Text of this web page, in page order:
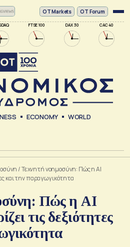
FTSE 100 DAX 30 CAC 40
ΟΤ Markets OT Forum
ECONOMY WORLD
/Τεχνητή νοημοσύνη: Πώς η AI
και την παραγωγικότητα
Πώς η AI
τις δεξιότητες